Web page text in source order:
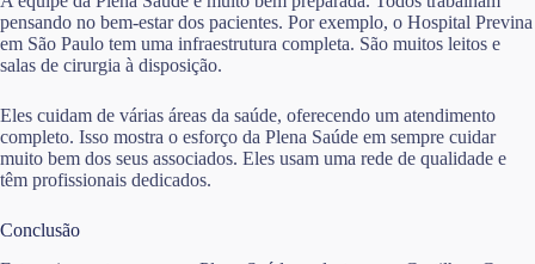
pensando no bem-estar dos pacientes. Por exemplo, o Hospital Previna
em São Paulo tem uma infraestrutura completa. São muitos leitos e
salas de cirurgia à disposição.
Eles cuidam de várias áreas da saúde, oferecendo um atendimento
completo. Isso mostra o esforço da Plena Saúde em sempre cuidar
muito bem dos seus associados. Eles usam uma rede de qualidade e
têm profissionais dedicados.
Conclusão